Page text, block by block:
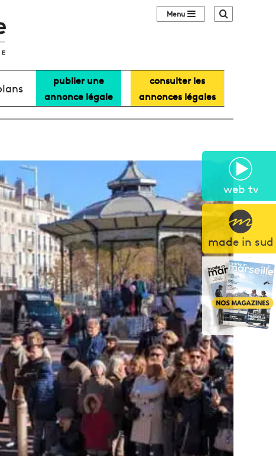
web tv
made in sud
Sidebar (barre
publier une
annonce légale
consulter les
annonces légales